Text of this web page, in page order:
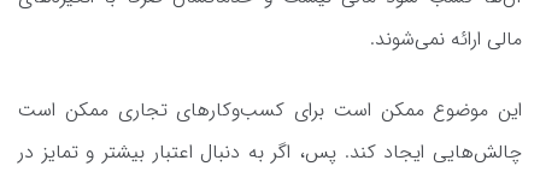
مالی ارائه نمی‌شوند.
این موضوع ممکن است برای کسب‌وکارهای تجاری ممکن است
چالش‌هایی ایجاد کند. پس، اگر به دنبال اعتبار بیشتر و تمایز در